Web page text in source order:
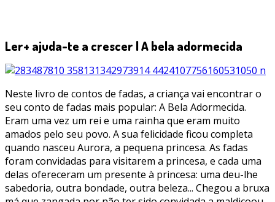
Ler+ ajuda-te a crescer | A bela adormecida
Neste livro de contos de fadas, a criança vai encontrar o
seu conto de fadas mais popular: A Bela Adormecida.
Eram uma vez um rei e uma rainha que eram muito
amados pelo seu povo. A sua felicidade ficou completa
quando nasceu Aurora, a pequena princesa. As fadas
foram convidadas para visitarem a princesa, e cada uma
delas ofereceram um presente à princesa: uma deu-lhe
sabedoria, outra bondade, outra beleza... Chegou a bruxa